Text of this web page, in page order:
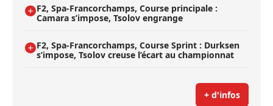
F2, Spa-Francorchamps, Course principale :
Camara s’impose, Tsolov engrange
F2, Spa-Francorchamps, Course Sprint : Durksen
s’impose, Tsolov creuse l’écart au championnat
+ d'infos